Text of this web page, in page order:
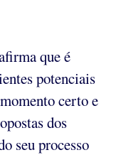
que é
potenciais
certo e
dos
seu processo